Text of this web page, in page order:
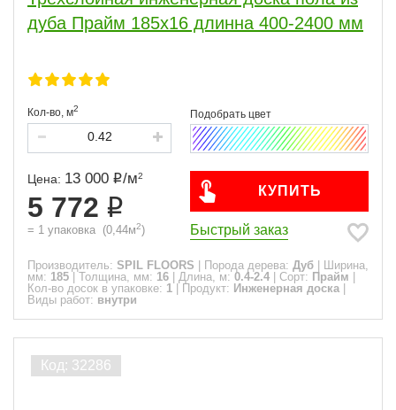
дуба Прайм 185х16 длинна 400-2400 мм
Кол-во, м2
Цена: 13 000 /м2
5 772
= 1 упаковка (0,44м2)
КУПИТЬ
Быстрый заказ
Производитель: SPIL FLOORS Порода дерева: Дуб
Ширина,
мм: 185 Толщина, мм: 16 Длина, м: 0.4-2.4 Сорт: Прайм
Кол-во досок в упаковке: 1 Продукт: Инженерная доска
Виды работ: внутри